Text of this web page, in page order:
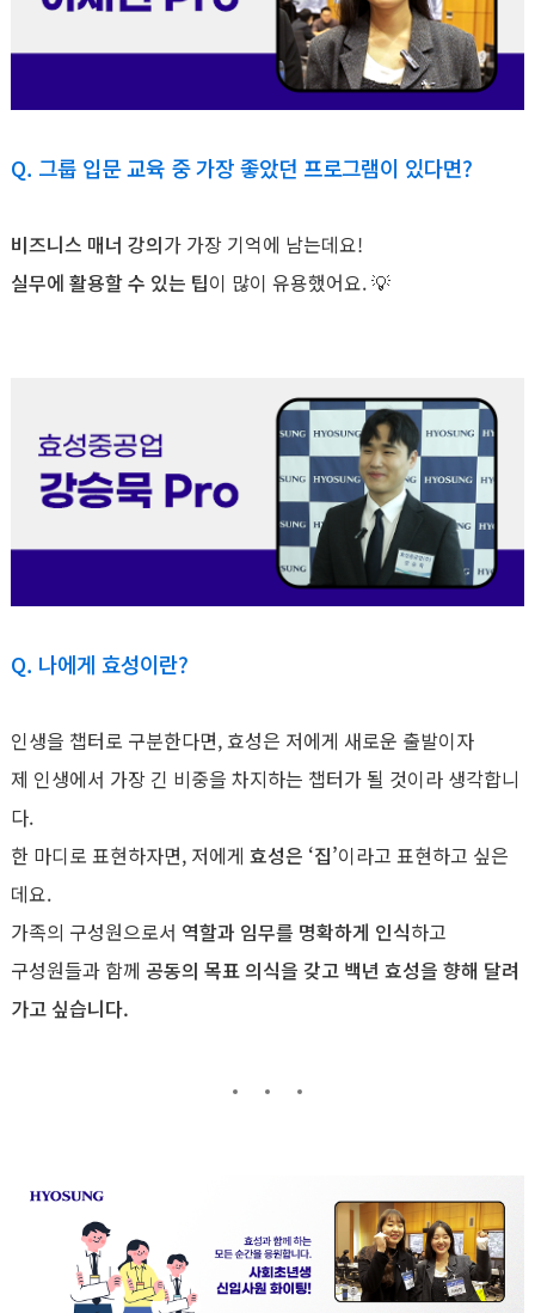
Q. 그룹 입문 교육 중 가장 좋았던 프로그램이 있다면?
비즈니스 매너 강의가 가장 기억에 남는데요!
실무에 활용할 수 있는 팁이 많이 유용했어요. 💡
Q. 나에게 효성이란?
인생을 챕터로 구분한다면, 효성은 저에게 새로운 출발이자
제 인생에서 가장 긴 비중을 차지하는 챕터가 될 것이라 생각합니
다.
한 마디로 표현하자면, 저에게 효성은 ‘집’이라고 표현하고 싶은
데요.
가족의 구성원으로서 역할과 임무를 명확하게 인식하고
구성원들과 함께 공동의 목표 의식을 갖고 백년 효성을 향해 달려
가고 싶습니다.